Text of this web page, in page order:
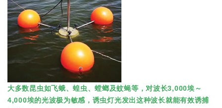
大多数昆虫如飞蛾、蝗虫、螳螂及蚊蝇等，对波长3,000埃～
4,000埃的光波极为敏感，诱虫灯光发出这种波长就能有效诱捕